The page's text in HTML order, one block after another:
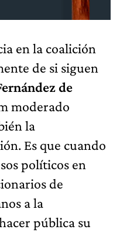
en la coalición
de si siguen
de
moderado
la
Es que cuando
políticos en
de
a la
pública su